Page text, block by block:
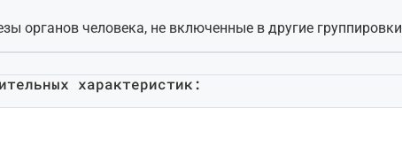
органов человека, не включенные в другие группировки
характеристик: